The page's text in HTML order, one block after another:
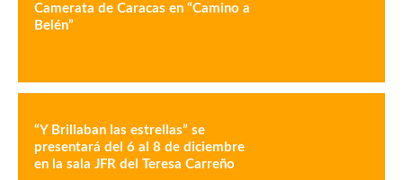
Camerata de Caracas en “Camino a
Belén”
“Y Brillaban las estrellas” se
presentará del 6 al 8 de diciembre
en la sala JFR del Teresa Carreño